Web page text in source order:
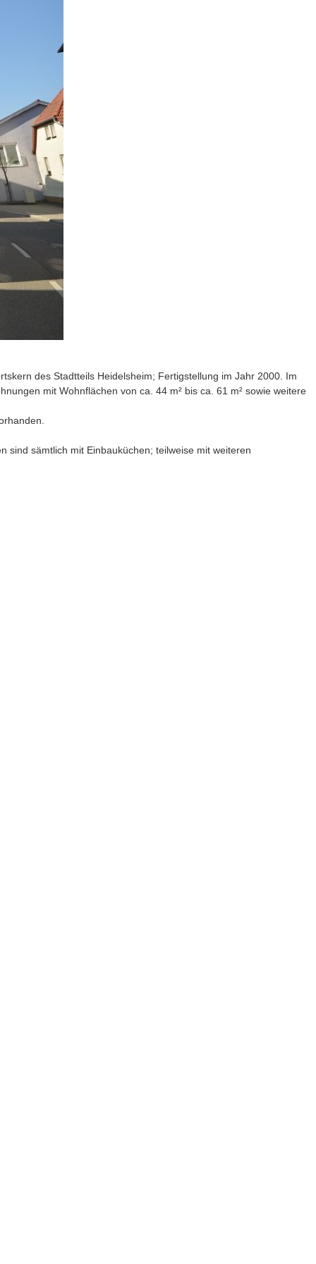
des Stadtteils Heidelsheim; Fertigstellung im Jahr 2000. Im
mit Wohnflächen von ca. 44 m² bis ca. 61 m² sowie weitere
sind sämtlich mit Einbauküchen; teilweise mit weiteren